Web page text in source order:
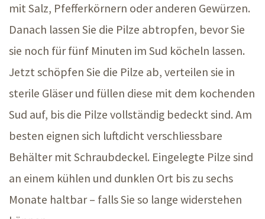
mit Salz, Pfefferkörnern oder anderen Gewürzen.
Danach lassen Sie die Pilze abtropfen, bevor Sie
sie noch für fünf Minuten im Sud köcheln lassen.
Jetzt schöpfen Sie die Pilze ab, verteilen sie in
sterile Gläser und füllen diese mit dem kochenden
Sud auf, bis die Pilze vollständig bedeckt sind. Am
besten eignen sich luftdicht verschliessbare
Behälter mit Schraubdeckel. Eingelegte Pilze sind
an einem kühlen und dunklen Ort bis zu sechs
Monate haltbar – falls Sie so lange widerstehen